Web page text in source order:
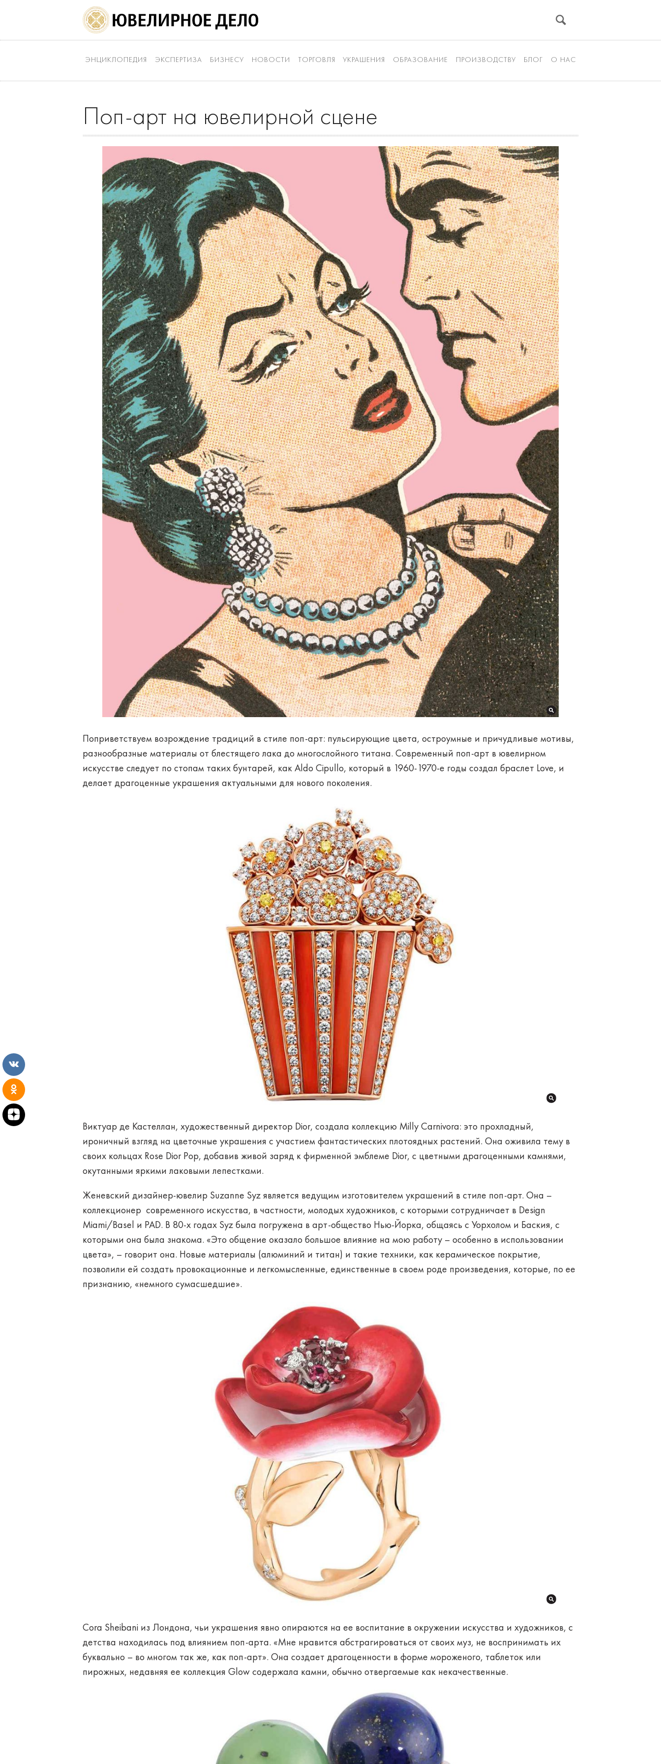
ЭНЦИКЛОПЕДИЯ ЭКСПЕРТИЗА БИЗНЕСУ НОВОСТИ ТОРГОВЛЯ УКРАШЕНИЯ ОБРАЗОВАНИЕ ПРОИЗВОДСТВУ БЛОГ О НАС
Поп-арт на ювелирной сцене
Поприветствуем возрождение традиций в стиле поп-арт: пульсирующие цвета, остроумные и причудливые мотивы,
разнообразные материалы от блестящего лака до многослойного титана. Современный поп-арт в ювелирном
искусстве следует по стопам таких бунтарей, как Aldo Cipullo, который в 1960-1970-е годы создал браслет Love, и
делает драгоценные украшения актуальными для нового поколения.
Виктуар де Кастеллан, художественный директор Dior, создала коллекцию Milly Carnivora: это прохладный,
ироничный взгляд на цветочные украшения с участием фантастических плотоядных растений. Она оживила тему в
своих кольцах Rose Dior Pop, добавив живой заряд к фирменной эмблеме Dior, с цветными драгоценными камнями,
окутанными яркими лаковыми лепестками.
Женевский дизайнер-ювелир Suzanne Syz является ведущим изготовителем украшений в стиле поп-арт. Она –
коллекционер современного искусства, в частности, молодых художников, с которыми сотрудничает в Design
Miami/Basel и PAD. В 80-х годах Syz была погружена в арт-общество Нью-Йорка, общаясь с Уорхолом и Баския, с
которыми она была знакома. «Это общение оказало большое влияние на мою работу – особенно в использовании
цвета», – говорит она. Новые материалы (алюминий и титан) и такие техники, как керамическое покрытие,
позволили ей создать провокационные и легкомысленные, единственные в своем роде произведения, которые, по ее
признанию, «немного сумасшедшие».
Cora Sheibani из Лондона, чьи украшения явно опираются на ее воспитание в окружении искусства и художников, с
детства находилась под влиянием поп-арта. «Мне нравится абстрагироваться от своих муз, не воспринимать их
буквально – во многом так же, как поп-арт». Она создает драгоценности в форме мороженого, таблеток или
пирожных, недавняя ее коллекция Glow содержала камни, обычно отвергаемые как некачественные.